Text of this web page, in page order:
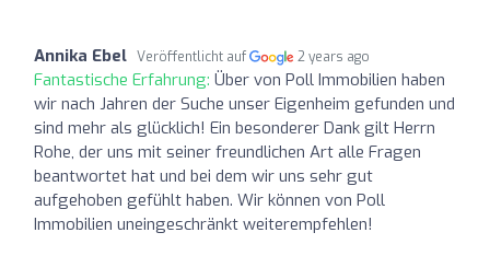
Annika Ebel Veröffentlicht auf 2 years ago
Fantastische Erfahrung: Über von Poll Immobilien haben
wir nach Jahren der Suche unser Eigenheim gefunden und
sind mehr als glücklich! Ein besonderer Dank gilt Herrn
Rohe, der uns mit seiner freundlichen Art alle Fragen
beantwortet hat und bei dem wir uns sehr gut
aufgehoben gefühlt haben. Wir können von Poll
Immobilien uneingeschränkt weiterempfehlen!